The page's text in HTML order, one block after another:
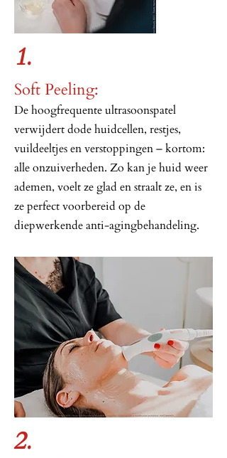
1.
Soft Peeling:
De hoogfrequente ultrasoonspatel
verwijdert dode huidcellen, restjes,
vuildeeltjes en verstoppingen – kortom:
alle onzuiverheden. Zo kan je huid weer
ademen, voelt ze glad en straalt ze, en is
ze perfect voorbereid op de
diepwerkende anti-agingbehandeling.
2.